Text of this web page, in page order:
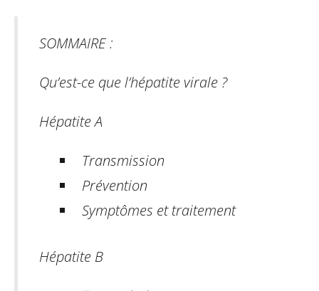
SOMMAIRE :
Qu’est-ce que l’hépatite virale ?
Hépatite A
Transmission
Prévention
Symptômes et traitement
Hépatite B